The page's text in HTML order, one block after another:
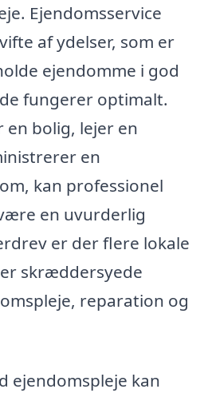
Ejendomsservice
af ydelser, som er
ejendomme i god
fungerer optimalt.
en bolig, lejer en
en
kan professionel
en uvurderlig
er der flere lokale
skræddersyede
reparation og
ejendomspleje kan